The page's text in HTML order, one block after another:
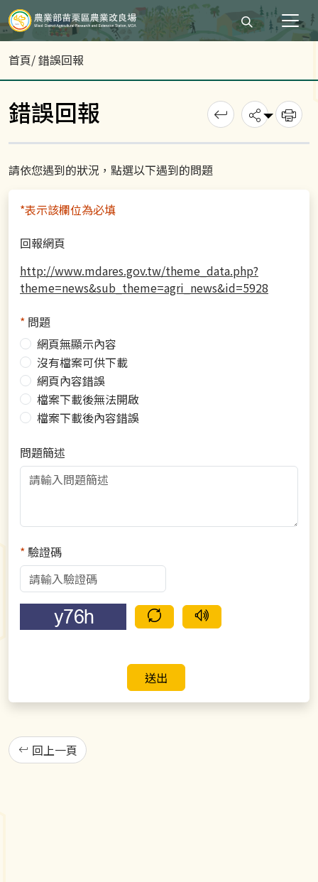
打開搜尋輸入
首頁/ 錯誤回報
錯誤回報 回上一頁
分享
列
請依您遇到的狀況，點選以下遇到的問題
*表示該欄位為必填
回報網頁
http://www.mdares.gov.tw/theme_data.php?
theme=news&sub_theme=agri_news&id=5928
* 問題
網頁無顯示內容
沒有檔案可供下載
網頁內容錯誤
檔案下載後無法開啟
檔案下載後內容錯誤
問題簡述
*驗證碼
驗證碼重新整理
語音驗證碼
送出
回上一頁